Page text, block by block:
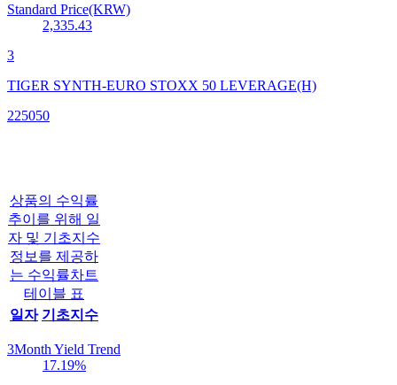
Standard Price(KRW)
2,335.43
3
TIGER SYNTH-EURO STOXX 50 LEVERAGE(H)
225050
상품의 수익률
추이를 위해 일
자 및 기초지수
정보를 제공하
는 수익률차트
테이블 표
일자 기초지수
3Month Yield Trend
17.19%